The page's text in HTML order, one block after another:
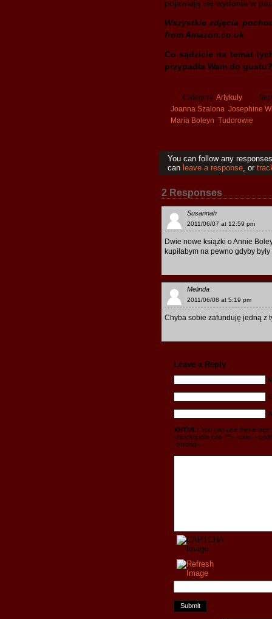
pojawiają się wydania w
Wszystkie zdjęcia
from Amazon.co.uk
Co sądzicie na temat
przypadła Wam do gustu?
Category: Artykuły
Joanna Szalona, Josephine
Maria Boleyn, Tudorowie
You can follow any
can leave a response, or
2 Responses
Susannah
2011/06/07 at 12:59 pm
Dwie nowe książki o Annie
kupiłabym na pewno gdyby
Melinda
2011/06/08 at 5:19 pm
Chyba sobie zafunduję jedną z
Leave a Reply
XHTML: You can use these
<blockquote cite=""> <cite>
<strong>